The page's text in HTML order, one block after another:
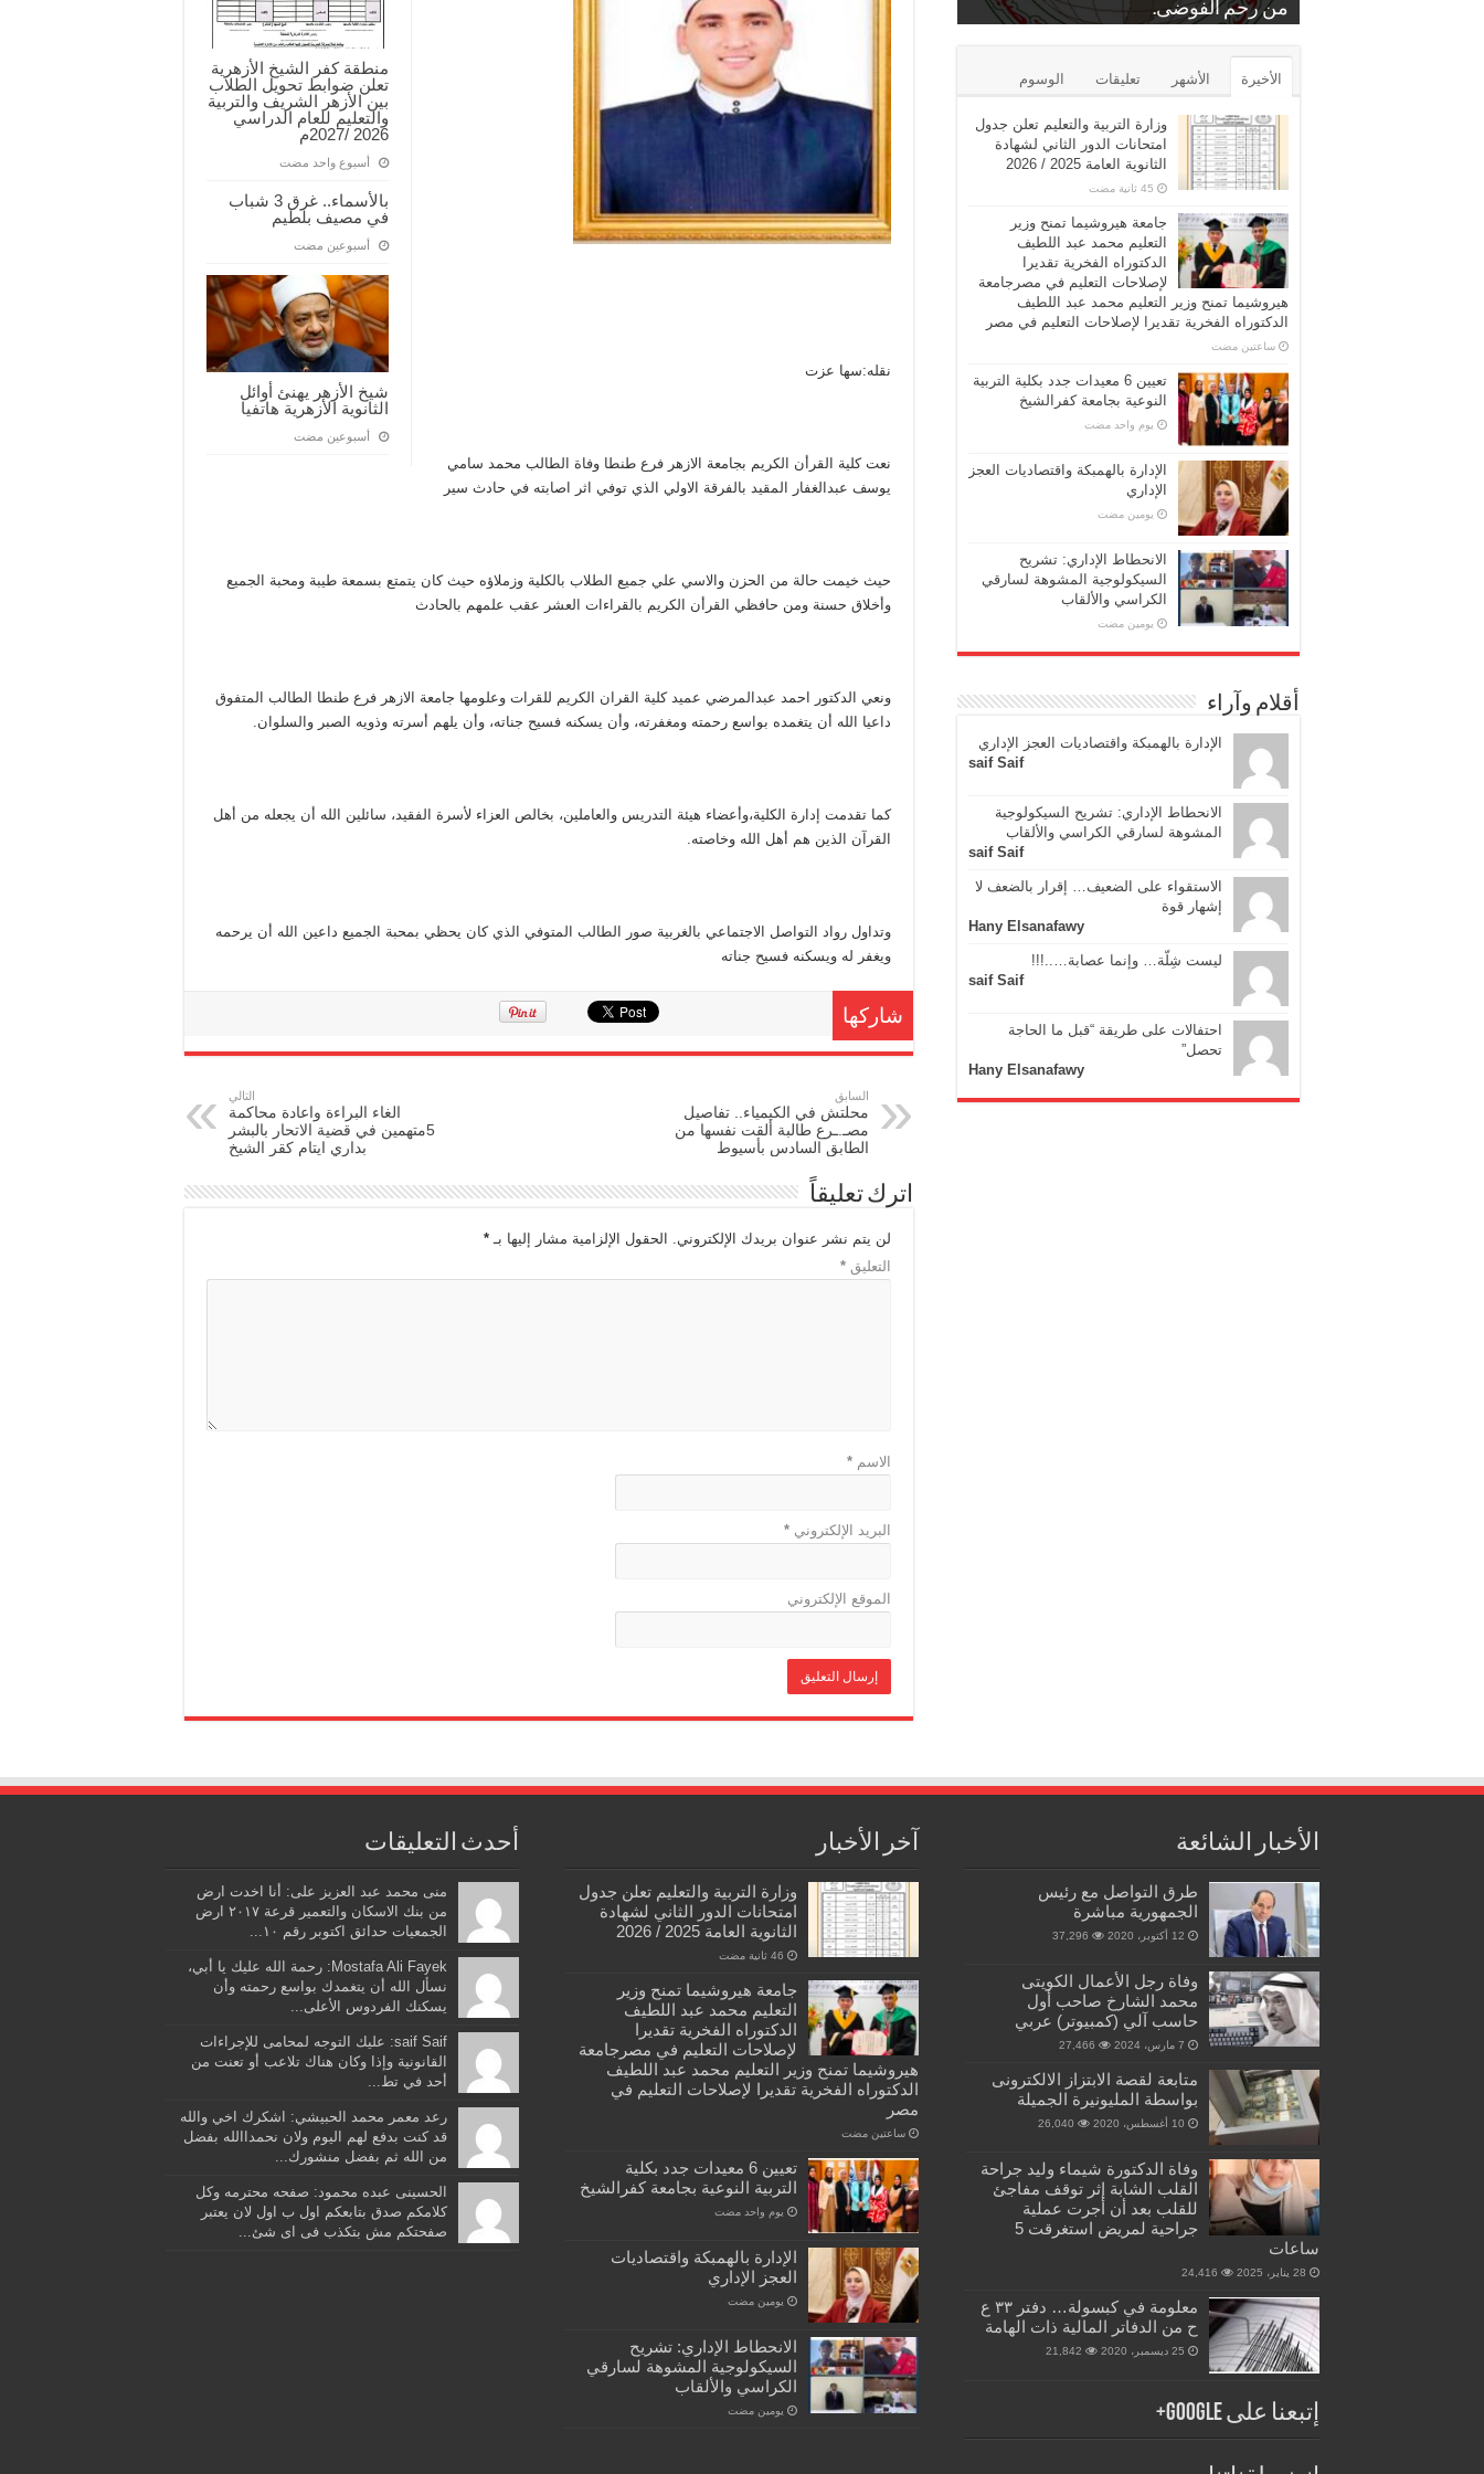
منطقة كفر الشيخ الأزهرية
تعلن ضوابط تحويل الطلاب
بين الأزهر الشريف والتربية
والتعليم للعام الدراسي
2026 /2027م
‏أسبوع واحد مضت
بالأسماء.. غرق 3 شباب
في مصيف بلطيم
‏أسبوعين مضت
شيخ الأزهر يهنئ أوائل
الثانوية الأزهرية هاتفيا
‏أسبوعين مضت
نقله:سها عزت
نعت كلية القرأن الكريم بجامعة الازهر فرع طنطا وفاة الطالب محمد سامي
يوسف عبدالغفار المقيد بالفرقة الاولي الذي توفي اثر اصابته في حادث سير
حيث خيمت حالة من الحزن والاسي علي جميع الطلاب بالكلية وزملاؤه حيث كان يتمتع بسمعة طيبة ومحبة الجميع
وأخلاق حسنة ومن حافظي القرأن الكريم بالقراءات العشر عقب علمهم بالحادث
ونعي الدكتور احمد عبدالمرضي عميد كلية القران الكريم للقرات وعلومها جامعة الازهر فرع طنطا الطالب المتفوق
داعيا الله أن يتغمده بواسع رحمته ومغفرته، وأن يسكنه فسيح جناته، وأن يلهم أسرته وذويه الصبر والسلوان.
كما تقدمت إدارة الكلية،وأعضاء هيئة التدريس والعاملين، بخالص العزاء لأسرة الفقيد، سائلين الله أن يجعله من أهل
القرآن الذين هم أهل الله وخاصته.
وتداول رواد التواصل الاجتماعي بالغربية صور الطالب المتوفي الذي كان يحظي بمحبة الجميع داعين الله أن يرحمه
ويغفر له ويسكنه فسيح جناته
شاركها
السابق
محلتش في الكيمياء.. تفاصيل
مصـ.ـرع طالبة ألقت نفسها من
الطابق السادس بأسيوط
التالي
الغاء البراءة واعادة محاكمة
5متهمين في قضية الاتحار بالبشر
بداري ايتام كقر الشيخ
اترك تعليقاً
لن يتم نشر عنوان بريدك الإلكتروني. الحقول الإلزامية مشار إليها بـ *
التعليق *
الاسم *
البريد الإلكتروني *
الموقع الإلكتروني
من رحم الفوضى.
برونزية كأس مصر للتايكوندو
الشرب عن مركز الرياض بكفر الشيخ
بيع بالمزاد العلني…محكمه المحله الكبرى
بمنشة الشرقية
محامين كفرالشيخ الاستاذ فراج زعفان
د. عايدة عبدالبارى.
الأخيرة الأشهر تعليقات الوسوم
وزارة التربية والتعليم تعلن جدول
امتحانات الدور الثاني لشهادة
الثانوية العامة 2025 / 2026
جامعة هيروشيما تمنح وزير
التعليم محمد عبد اللطيف
الدكتوراه الفخرية تقديرا
لإصلاحات التعليم في مصرجامعة
هيروشيما تمنح وزير التعليم محمد عبد اللطيف
الدكتوراه الفخرية تقديرا لإصلاحات التعليم في مصر
‏ساعتين مضت
تعيين 6 معيدات جدد بكلية التربية
النوعية بجامعة كفرالشيخ
‏يوم واحد مضت
الإدارة بالهمبكة واقتصاديات العجز
الإداري
‏يومين مضت
الانحطاط الإداري: تشريح
السيكولوجية المشوهة لسارقي
الكراسي والألقاب
‏يومين مضت
أقلام وآراء
الإدارة بالهمبكة واقتصاديات العجز الإداري
saif Saif
الانحطاط الإداري: تشريح السيكولوجية
المشوهة لسارقي الكراسي والألقاب
saif Saif
الاستقواء على الضعيف… إقرار بالضعف لا
إشهار قوة
Hany Elsanafawy
ليست شِلّة… وإنما عصابة…..!!!
saif Saif
احتفالات على طريقة “قبل ما الحاجة
تحصل”
Hany Elsanafawy
الأخبار الشائعة
طرق التواصل مع رئيس
الجمهورية مباشرة
12 أكتوبر، 2020 37,296
وفاة رجل الأعمال الكويتى
محمد الشارخ صاحب أول
حاسب آلي (كمبيوتر) عربي
7 مارس، 2024 27,466
متابعة لقصة الابتزاز الالكترونى
بواسطة المليونيرة الجميلة
10 أغسطس، 2020 26,040
وفاة الدكتورة شيماء وليد جراحة
القلب الشابة إثر توقف مفاجئ
للقلب بعد أن أجرت عملية
جراحية لمريض استغرقت 5
ساعات
28 يناير، 2025 24,416
معلومة في كبسولة… دفتر ٣٣ ع
ح من الدفاتر المالية ذات الهامة
25 ديسمبر، 2020 21,842
إتبعنا على Google+
آخر الأخبار
وزارة التربية والتعليم تعلن جدول
امتحانات الدور الثاني لشهادة
الثانوية العامة 2025 / 2026
جامعة هيروشيما تمنح وزير
التعليم محمد عبد اللطيف
الدكتوراه الفخرية تقديرا
لإصلاحات التعليم في مصرجامعة
هيروشيما تمنح وزير التعليم محمد عبد اللطيف
الدكتوراه الفخرية تقديرا لإصلاحات التعليم في
مصر
‏ساعتين مضت
تعيين 6 معيدات جدد بكلية
التربية النوعية بجامعة كفرالشيخ
‏يوم واحد مضت
الإدارة بالهمبكة واقتصاديات
العجز الإداري
‏يومين مضت
الانحطاط الإداري: تشريح
السيكولوجية المشوهة لسارقي
الكراسي والألقاب
‏يومين مضت
أحدث التعليقات
منى محمد عبد العزيز على: أنا اخدت ارض
من بنك الاسكان والتعمير قرعة ٢٠١٧ ارض
الجمعيات حدائق اكتوبر رقم ١٠...
Mostafa Ali Fayek: رحمة الله عليك يا أبي،
نسأل الله أن يتغمدك بواسع رحمته وأن
يسكنك الفردوس الأعلى...
saif Saif: عليك التوجه لمحامى للإجراءات
القانونية وإذا وكان هناك تلاعب أو تعنت من
أحد في تط...
رعد معمر محمد الحبيشي: اشكرك اخي والله
قد كنت بدفع لهم اليوم ولان نحمداالله بفضل
من الله ثم بفضل منشورك...
الحسينى عبده محمود: صفحه محترمه وكل
كلامكم صدق بتابعكم اول ب اول لان يعتبر
صفحتكم مش بتكذب فى اى شئ...